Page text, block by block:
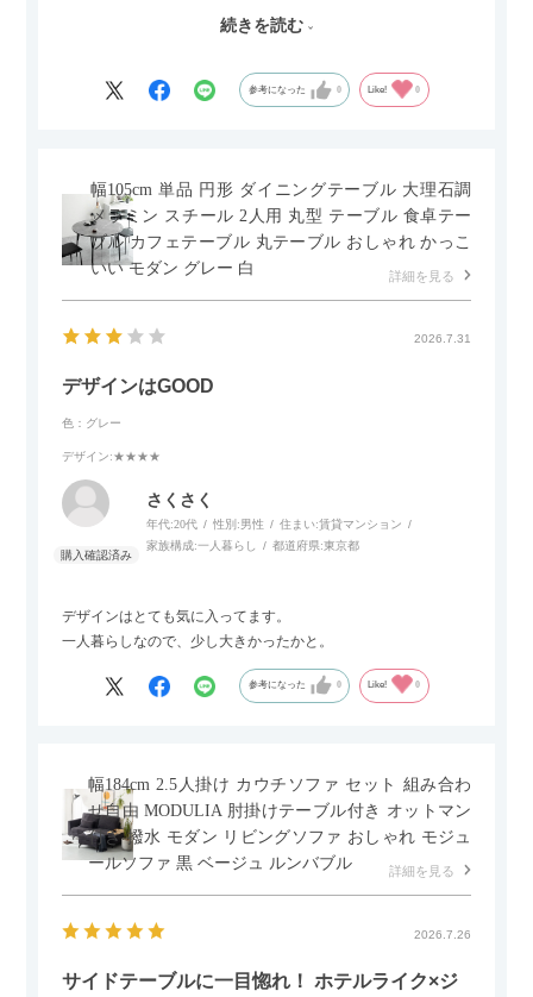
セラミック天板が思った以上に滑りが良く、汚れも拭きやすい
はいけないかもしれません。天板が冷たいので冬にどうなるの
かなというのも気になります。
続きを読む
参考になった 0 Like! 0
幅105cm 単品 円形 ダイニングテーブル 大理石調
メラミン スチール 2人用 丸型 テーブル 食卓テー
ブル カフェテーブル 丸テーブル おしゃれ かっこ
いい モダン グレー 白
詳細を見る
2026.7.31
デザインはGOOD
色：グレー
デザイン:★★★★
さくさく
年代:20代 性別:男性 住まい:賃貸マンション
家族構成:一人暮らし 都道府県:東京都
デザインはとても気に入ってます。
一人暮らしなので、少し大きかったかと。
参考になった 0 Like! 0
幅184cm 2.5人掛け カウチソファ セット 組み合わ
せ自由 MODULIA 肘掛けテーブル付き オットマン
付き 撥水 モダン リビングソファ おしゃれ モジュ
ールソファ 黒 ベージュ ルンバブル
詳細を見る
2026.7.26
サイドテーブルに一目惚れ！ ホテルライク×ジ